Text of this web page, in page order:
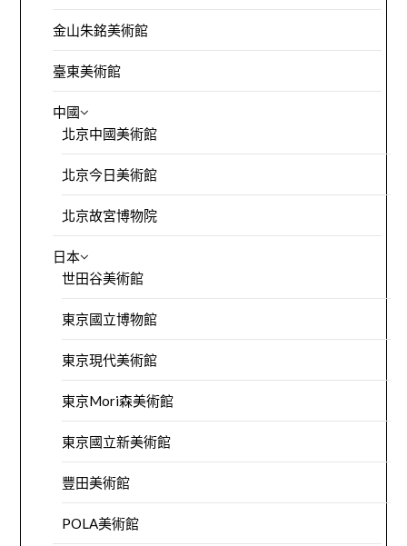
金山朱銘美術館
臺東美術館
中國
北京中國美術館
北京今日美術館
北京故宮博物院
日本
世田谷美術館
東京國立博物館
東京現代美術館
東京Mori森美術館
東京國立新美術館
豐田美術館
POLA美術館